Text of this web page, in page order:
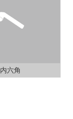
内六角